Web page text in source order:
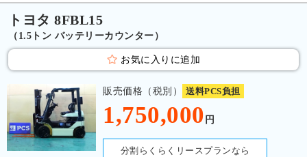
トヨタ 8FBL15
（1.5トン バッテリーカウンター）
お気に入りに追加
販売価格（税別） 送料PCS負担
1,750,000 円
分割らくらくリースプランなら